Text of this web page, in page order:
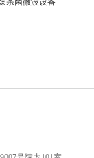
杀菌微波设备